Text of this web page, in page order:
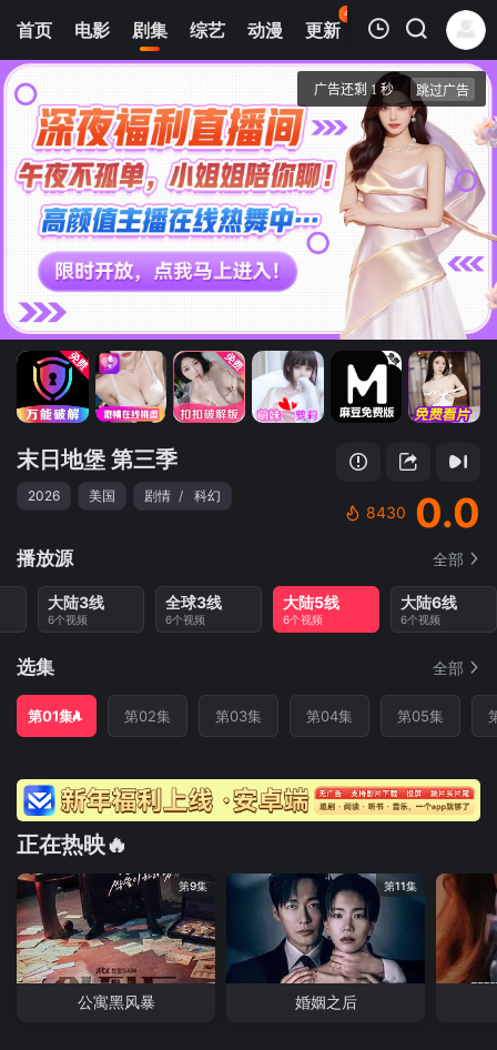
首页 电影 剧集 综艺 动漫 更新
45
热榜 APP
第01集
末日地堡 第三季
清空
末日地堡 第三季
2026 美国 剧情 / 科幻
8430 0.0
播放源 全部
大陆3线
6个视频
全球3线
6个视频
大陆5线
6个视频
大陆6线
6个视频
选集 全部
第01集 第02集 第03集 第04集 第05集
正在热映🔥
第9集
公寓黑风暴
第11集
婚姻之后